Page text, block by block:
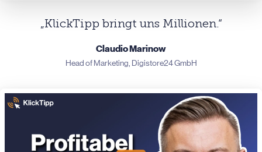
„KlickTipp bringt uns Millionen.“
Claudio Marinow
Head of Marketing, Digistore24 GmbH